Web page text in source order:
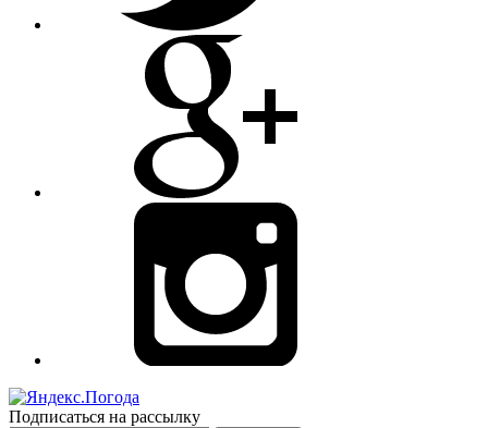
Подписаться на рассылку